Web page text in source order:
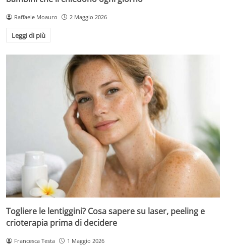
Raffaele Moauro 2 Maggio 2026
Leggi di più
Togliere le lentiggini? Cosa sapere su laser, peeling e
crioterapia prima di decidere
Francesca Testa 1 Maggio 2026